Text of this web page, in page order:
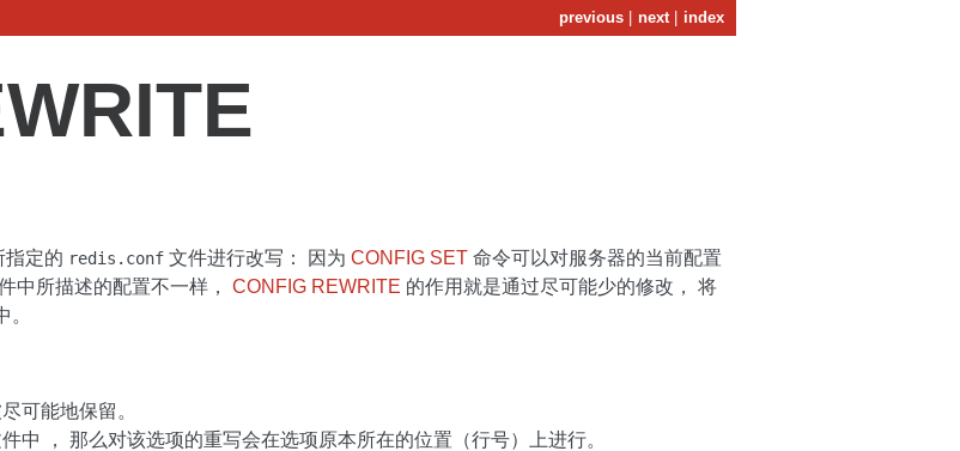
index
next|
previous
指定的 redis.conf 文件进行改写： 因为 CONFIG SET 命令可以对服务器的当前配置
中所描述的配置不一样， CONFIG REWRITE 的作用就是通过尽可能少的修改， 将
。
可能地保留。
中 ， 那么对该选项的重写会在选项原本所在的位置（行号）上进行。